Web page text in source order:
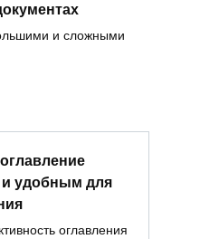
и сложными
удобным для
оглавления